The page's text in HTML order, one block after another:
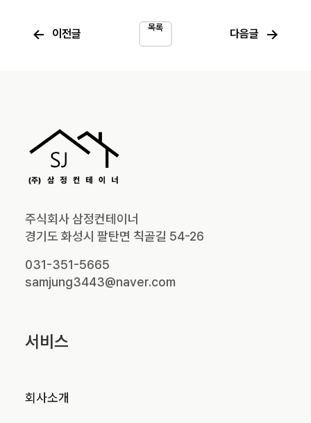
목록
← 이전글 다음글 →
주식회사 삼정컨테이너
경기도 화성시 팔탄면 칙골길 54-26
031-351-5665
samjung3443@naver.com
서비스
회사소개